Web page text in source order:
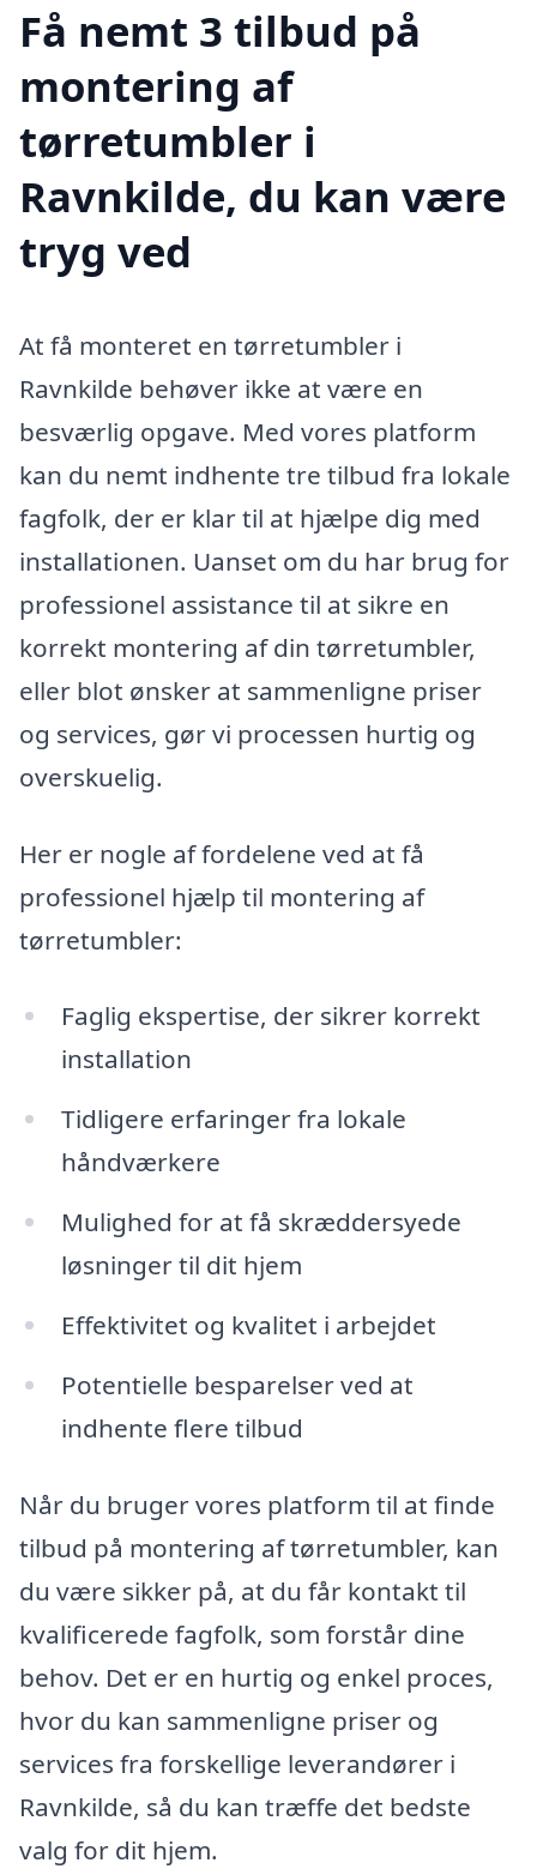
Få nemt 3 tilbud på
montering af
tørretumbler i
Ravnkilde, du kan være
tryg ved
At få monteret en tørretumbler i
Ravnkilde behøver ikke at være en
besværlig opgave. Med vores platform
kan du nemt indhente tre tilbud fra lokale
fagfolk, der er klar til at hjælpe dig med
installationen. Uanset om du har brug for
professionel assistance til at sikre en
korrekt montering af din tørretumbler,
eller blot ønsker at sammenligne priser
og services, gør vi processen hurtig og
overskuelig.
Her er nogle af fordelene ved at få
professionel hjælp til montering af
tørretumbler:
Faglig ekspertise, der sikrer korrekt
installation
Tidligere erfaringer fra lokale
håndværkere
Mulighed for at få skræddersyede
løsninger til dit hjem
Effektivitet og kvalitet i arbejdet
Potentielle besparelser ved at
indhente flere tilbud
Når du bruger vores platform til at finde
tilbud på montering af tørretumbler, kan
du være sikker på, at du får kontakt til
kvalificerede fagfolk, som forstår dine
behov. Det er en hurtig og enkel proces,
hvor du kan sammenligne priser og
services fra forskellige leverandører i
Ravnkilde, så du kan træffe det bedste
valg for dit hjem.